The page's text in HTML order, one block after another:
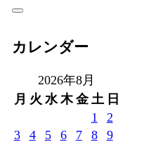
カレンダー
2026年8月
月 火 水 木 金 土 日
1
2
3
4 5 6 7 8
9